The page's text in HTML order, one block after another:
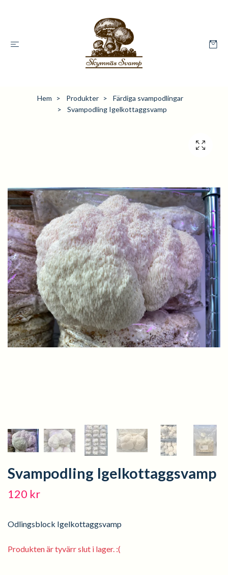
Hem Produkter
Färdiga svampodlingar
Svampodling Igelkottaggsvamp
Svampodling Igelkottaggsvamp
120 kr
Odlingsblock Igelkottaggsvamp
Produkten är tyvärr slut i lager. :(